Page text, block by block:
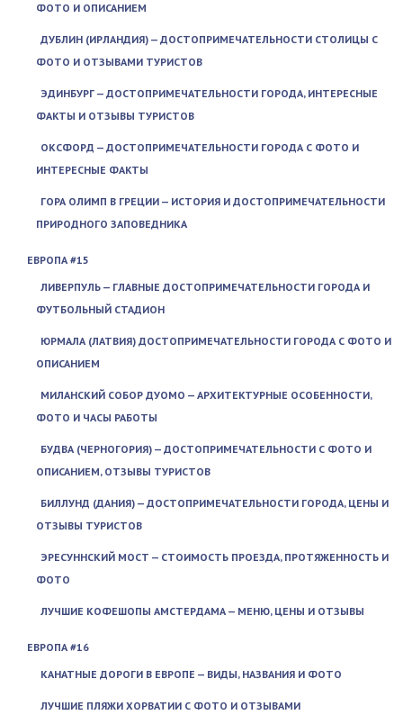
ФОТО И ОПИСАНИЕМ
ДУБЛИН (ИРЛАНДИЯ) — ДОСТОПРИМЕЧАТЕЛЬНОСТИ СТОЛИЦЫ С
ФОТО И ОТЗЫВАМИ ТУРИСТОВ
ЭДИНБУРГ — ДОСТОПРИМЕЧАТЕЛЬНОСТИ ГОРОДА, ИНТЕРЕСНЫЕ
ФАКТЫ И ОТЗЫВЫ ТУРИСТОВ
ОКСФОРД — ДОСТОПРИМЕЧАТЕЛЬНОСТИ ГОРОДА С ФОТО И
ИНТЕРЕСНЫЕ ФАКТЫ
ГОРА ОЛИМП В ГРЕЦИИ — ИСТОРИЯ И ДОСТОПРИМЕЧАТЕЛЬНОСТИ
ПРИРОДНОГО ЗАПОВЕДНИКА
ЕВРОПА #15
ЛИВЕРПУЛЬ — ГЛАВНЫЕ ДОСТОПРИМЕЧАТЕЛЬНОСТИ ГОРОДА И
ФУТБОЛЬНЫЙ СТАДИОН
ЮРМАЛА (ЛАТВИЯ) ДОСТОПРИМЕЧАТЕЛЬНОСТИ ГОРОДА С ФОТО И
ОПИСАНИЕМ
МИЛАНСКИЙ СОБОР ДУОМО — АРХИТЕКТУРНЫЕ ОСОБЕННОСТИ,
ФОТО И ЧАСЫ РАБОТЫ
БУДВА (ЧЕРНОГОРИЯ) — ДОСТОПРИМЕЧАТЕЛЬНОСТИ С ФОТО И
ОПИСАНИЕМ, ОТЗЫВЫ ТУРИСТОВ
БИЛЛУНД (ДАНИЯ) — ДОСТОПРИМЕЧАТЕЛЬНОСТИ ГОРОДА, ЦЕНЫ И
ОТЗЫВЫ ТУРИСТОВ
ЭРЕСУННСКИЙ МОСТ — СТОИМОСТЬ ПРОЕЗДА, ПРОТЯЖЕННОСТЬ И
ФОТО
ЛУЧШИЕ КОФЕШОПЫ АМСТЕРДАМА — МЕНЮ, ЦЕНЫ И ОТЗЫВЫ
ЕВРОПА #16
КАНАТНЫЕ ДОРОГИ В ЕВРОПЕ — ВИДЫ, НАЗВАНИЯ И ФОТО
ЛУЧШИЕ ПЛЯЖИ ХОРВАТИИ С ФОТО И ОТЗЫВАМИ